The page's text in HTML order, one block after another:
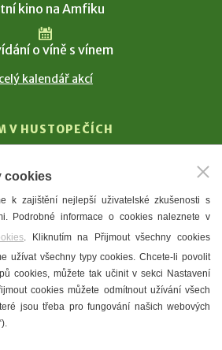
kino na Amfiku
o víně s vínem
celý kalendář akcí
V HUSTOPEČÍCH
T. G. Masaryk
Mandloně
Ubytování
Restaurace
muzeum a galerie
Denní meníčka
cookies
k zajištění nejlepší uživatelské zkušenosti s
Podrobné informace o cookies naleznete v
. Kliknutím na Přijmout všechny cookies
užívat všechny typy cookies. Chcete-li povolit
cookies, můžete tak učinit v sekci Nastavení
cookies můžete odmítnout užívání všech
jsou třeba pro fungování našich webových